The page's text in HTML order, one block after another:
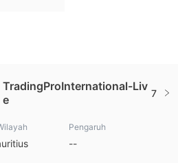
TradingProInternational-Liv
e
7
Pengaruh
--